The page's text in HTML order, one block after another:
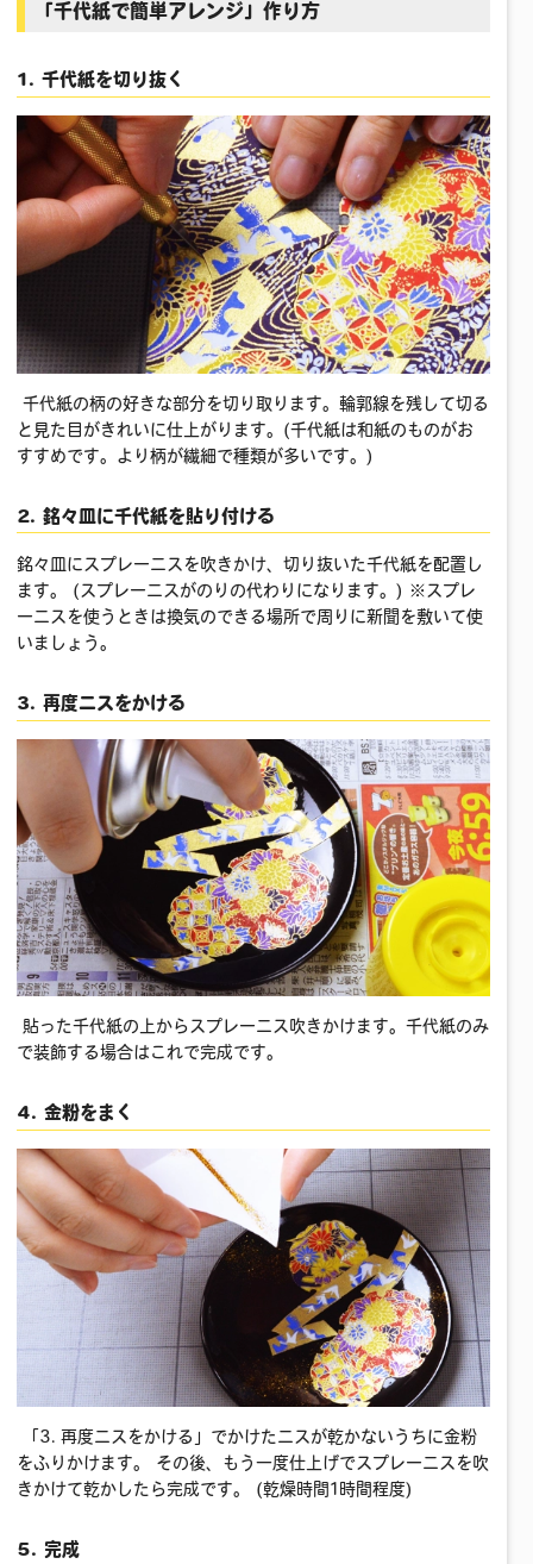
「千代紙で簡単アレンジ」作り方
1. 千代紙を切り抜く
千代紙の柄の好きな部分を切り取ります。輪郭線を残して切る
と見た目がきれいに仕上がります。(千代紙は和紙のものがお
すすめです。より柄が繊細で種類が多いです。)
2. 銘々皿に千代紙を貼り付ける
銘々皿にスプレーニスを吹きかけ、切り抜いた千代紙を配置し
ます。 (スプレーニスがのりの代わりになります。) ※スプレ
ーニスを使うときは換気のできる場所で周りに新聞を敷いて使
いましょう。
3. 再度ニスをかける
貼った千代紙の上からスプレーニス吹きかけます。千代紙のみ
で装飾する場合はこれで完成です。
4. 金粉をまく
「3. 再度ニスをかける」でかけたニスが乾かないうちに金粉
をふりかけます。 その後、もう一度仕上げでスプレーニスを吹
きかけて乾かしたら完成です。 (乾燥時間1時間程度)
5. 完成